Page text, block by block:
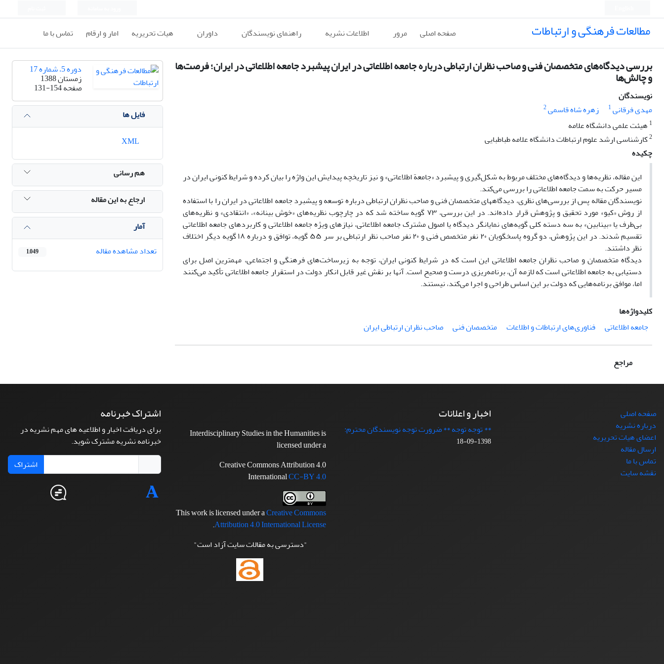
مطالعات فرهنگی و ارتباطات صفحه اصلی مرور اطلاعات نشریه راهنمای نویسندگان داوران هیات تحریریه امار و ارقام تماس با ما
بررسی دیدگاه‌های متخصصان فنی و صاحب نظران ارتباطی درباره جامعه اطلاعاتی در ایران پیشبرد جامعه اطلاعاتی در ایران؛ فرصت‌ها
و چالش‌ها
نویسندگان
مهدی فرقانی1 زهره شاه قاسمی2
1 هیئت علمی دانشگاه علامه
2کارشناسی ارشد علوم ارتباطات دانشگاه علامه طباطبایی
چکیده
این مقاله، نظریه‌ها و دیدگاه‌های مختلف مربوط به شکل‌گیری و پیشبرد «جامعة اطلاعاتی» و نیز تاریخچه پیدایش این واژه را بیان کرده و شرایط کنونی ایران در
مسیر حرکت به سمت جامعه اطلاعاتی را بررسی می‌کند.
نویسندگان مقاله پس از بررسی‌های نظری، دیدگاههای متخصصان فنی و صاحب نظران ارتباطی درباره توسعه و پیشبرد جامعه اطلاعاتی در ایران را با استفاده
از روش «کیو» مورد تحقیق و پژوهش قرار داده‌اند. در این بررسی، ۷۳ گویه ساخته شد که در چارچوب نظریه‌های «خوش بینانه»، «انتقادی» و نظریه‌های
بی‌طرف یا «بینابین» به سه دسته کلی گویه‌های نمایانگر دیدگاه یا اصول مشترک جامعه اطلاعاتی، نیازهای ویژه جامعه اطلاعاتی و کاربردهای جامعه اطلاعاتی
تقسیم شدند. در این پژوهش، دو گروه پاسخگویان ۲۰ نفر متخصص فنی و ۲۰ نفر صاحب نظر ارتباطی بر سر ۵۵ گویه، توافق و درباره ۱۸ گویه دیگر اختلاف
نظر داشتند.
دیدگاه متخصصان و صاحب نظران جامعه اطلاعاتی این است که در شرایط کنونی ایران، توجه به زیرساخت‌های فرهنگی و اجتماعی، مهمترین اصل برای
دستیابی به جامعه اطلاعاتی است که لازمه آن، برنامه‌ریزی درست و صحیح است. آنها بر نقش غیر قابل انکار دولت در استقرار جامعه اطلاعاتی تأکید می‌کنند
اما، موافق برنامه‌هایی که دولت بر این اساس طراحی و اجرا می‌کند، نیستند.
کلیدواژه‌ها
جامعه اطلاعاتی
فناوری‌های ارتباطات و اطلاعات متخصصان فنی صاحب نظران ارتباطی ایران
مراجع
دوره 5، شماره 17
زمستان 1388
صفحه131-154
فایل ها
هم رسانی
ارجاع به این مقاله
آمار
تعداد مشاهده مقاله
1,049
صفحه اصلی
درباره نشریه
اعضای هیات تحریریه
ارسال مقاله
تماس با ما
نقشه سایت
اخبار و اعلانات
** توجه توجه ** ضرورت توجه نویسندگان محترم:
1398-09-18
Interdisciplinary Studies in the Humanities is
licensed under a
Creative Commons Attribution 4.0
InternationalCC-BY 4.0
This work is licensed under aCreative Commons
Attribution 4.0 International License
.
"دسترسی به مقالات سایت آزاد است"
اشتراک خبرنامه
برای دریافت اخبار و اطلاعیه های مهم نشریه در
خبرنامه نشریه مشترک شوید.
اشتراک